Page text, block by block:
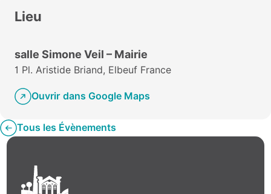
Lieu
salle Simone Veil – Mairie
1 Pl. Aristide Briand, Elbeuf France
Ouvrir dans Google Maps
Tous les Évènements